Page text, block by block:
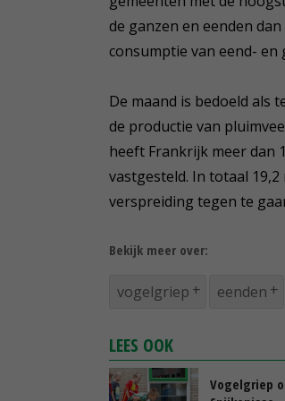
de ganzen en eenden
consumptie van eend- en
De maand is bedoeld als
de productie van
heeft Frankrijk meer dan
vastgesteld. In totaal
verspreiding tegen te
Bekijk meer over:
vogelgriep eenden
LEES OOK
Vogelgriep